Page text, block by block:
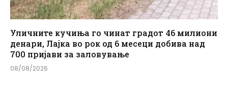
Уличните кучиња го чинат градот 46 милиони
денари, Лајка во рок од 6 месеци добива над
700 пријави за заловување
08/08/2026